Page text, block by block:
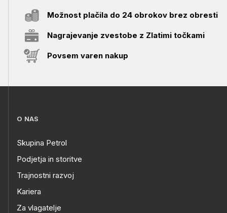
Možnost plačila do 24 obrokov brez obresti
Nagrajevanje zvestobe z Zlatimi točkami
Povsem varen nakup
O NAS
Skupina Petrol
Podjetja in storitve
Trajnostni razvoj
Kariera
Za vlagatelje